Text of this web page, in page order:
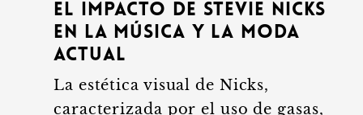
El impacto de Stevie Nicks
en la música y la moda
actual
La estética visual de Nicks,
caracterizada por el uso de gasas,